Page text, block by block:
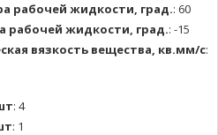
рабочей жидкости, град.: 60
рабочей жидкости, град.: -15
вязкость вещества, кв.мм/с:
: 4
: 1